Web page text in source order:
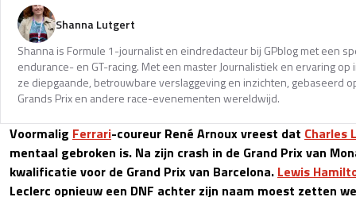
Shanna Lutgert
Shanna is Formule 1-journalist en eindredacteur bij GPblog met een
endurance- en GT-racing. Met een master Journalistiek en ervaring
ze diepgaande, betrouwbare verslaggeving en inzichten, gebaseerd
Grands Prix en andere race-evenementen wereldwijd.
Voormalig Ferrari-coureur René Arnoux vreest dat Charles
mentaal gebroken is. Na zijn crash in de Grand Prix van
kwalificatie voor de Grand Prix van Barcelona. Lewis
Leclerc opnieuw een DNF achter zijn naam moest zetten